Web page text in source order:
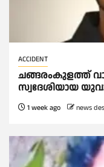
ACCIDENT
ചങ്ങരംകുളത്ത്
സ്വദേശിയായ
1 week ago news